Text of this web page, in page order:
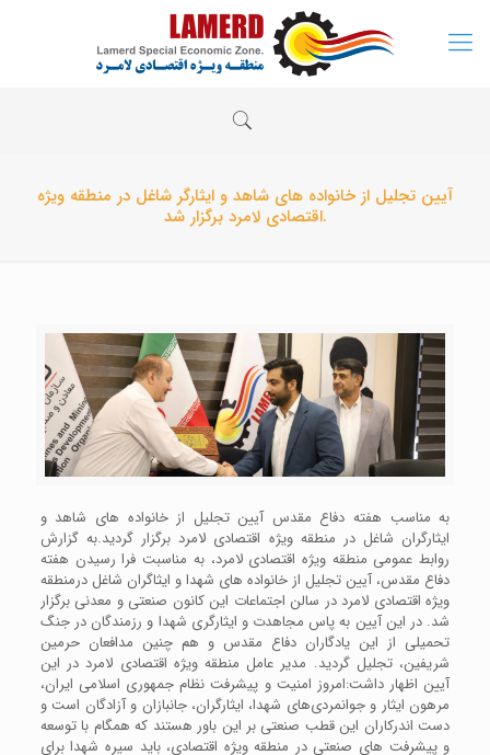
آیین تجلیل از خانواده های شاهد و ایثارگر شاغل در منطقه ویژه
اقتصادی لامرد برگزار شد.
به مناسب هفته دفاع مقدس آیین تجلیل از خانواده های شاهد و
ایثارگران شاغل در منطقه ویژه اقتصادی لامرد برگزار گردید.به گزارش
روابط عمومی منطقه ویژه اقتصادی لامرد، به مناسبت فرا رسیدن هفته
دفاع مقدس، آیین تجلیل از خانواده های شهدا و ایثاگران شاغل درمنطقه
ویژه اقتصادی لامرد در سالن اجتماعات این کانون صنعتی و معدنی برگزار
شد. در این آیین به پاس مجاهدت و ایثارگری شهدا و رزمندگان در جنگ
تحمیلی از این یادگاران دفاع مقدس و هم چنین مدافعان حرمین
شریفین، تجلیل گردید. مدیر عامل منطقه ویژه اقتصادی لامرد در این
آیین اظهار داشت:امروز امنیت و پیشرفت نظام جمهوری اسلامی ایران،
مرهون ایثار و جوانمردی‌های شهدا، ایثارگران، جانبازان و آزادگان است و
دست اندرکاران این قطب صنعتی بر این باور هستند که همگام با توسعه
و پیشرفت های صنعتی در منطقه ویژه اقتصادی، باید سیره شهدا برای